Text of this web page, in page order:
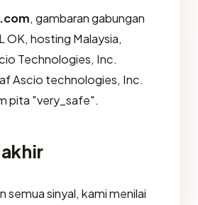
, gambaran gabungan
OK, hosting Malaysia,
Technologies, Inc.
Ascio technologies, Inc.
pita "very_safe".
semua sinyal, kami menilai